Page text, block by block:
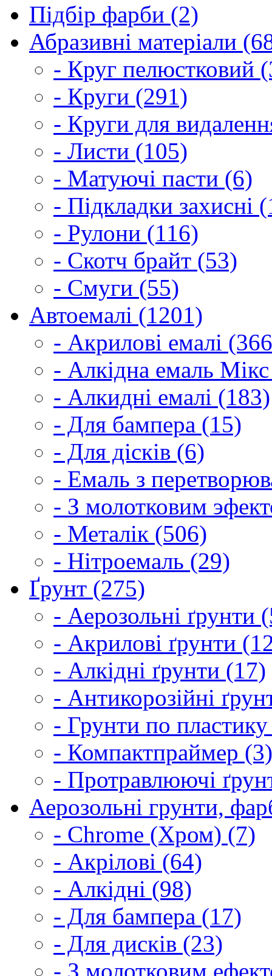
Підбір фарби (2)
Абразивні матеріали
- Круг пелюстковий
- Круги (291)
- Круги для
- Листи (105)
- Матуючі пасти (6)
- Підкладки захисні
- Рулони (116)
- Скотч брайт (53)
- Смуги (55)
Автоемалі (1201)
- Акрилові емалі
- Алкідна емаль
- Алкидні емалі (183)
- Для бампера (15)
- Для дісків (6)
- Емаль з
- З молотковим
- Металік (506)
- Нітроемаль (29)
Ґрунт (275)
- Аерозольні ґрунти
- Акрилові ґрунти
- Алкідні ґрунти (17)
- Антикорозійні
- Грунти по
- Компактпраймер (3)
- Протравлюючі
Аерозольні грунти,
- Chrome (Хром) (7)
- Акрілові (64)
- Алкідні (98)
- Для бампера (17)
- Для дисків (23)
- З молотковим